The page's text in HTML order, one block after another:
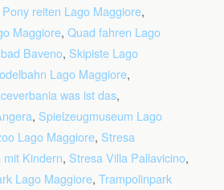
Pony reiten Lago Maggiore,
Maggiore, Quad fahren Lago
Baveno, Skipiste Lago
Lago Maggiore,
was ist das,
, Spielzeugmuseum Lago
Lago Maggiore, Stresa
mit Kindern, Stresa Villa Pallavicino,
Lago Maggiore, Trampolinpark